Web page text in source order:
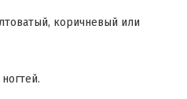
коричневый или